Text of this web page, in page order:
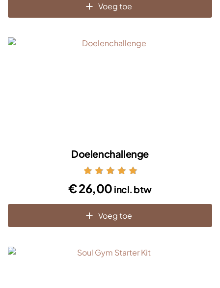
Voeg toe
Doelenchallenge
5.00
uit 5
€26,00 incl. btw
Voeg toe